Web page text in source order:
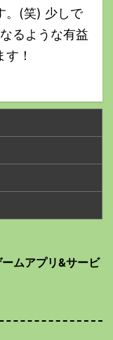
。(笑) 少しで
るような有益
！
ームアプリ&サービ